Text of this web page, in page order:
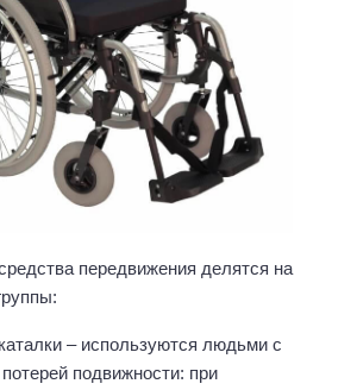
передвижения делятся на
– используются людьми с
подвижности: при